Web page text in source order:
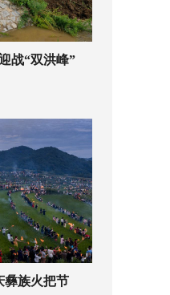
战“双洪峰”
彝族火把节